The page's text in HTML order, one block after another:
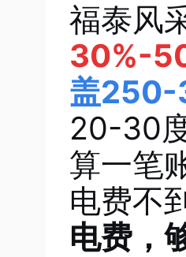
福泰风
30%-
盖250-
20-30度
算一笔
电费不
电费，